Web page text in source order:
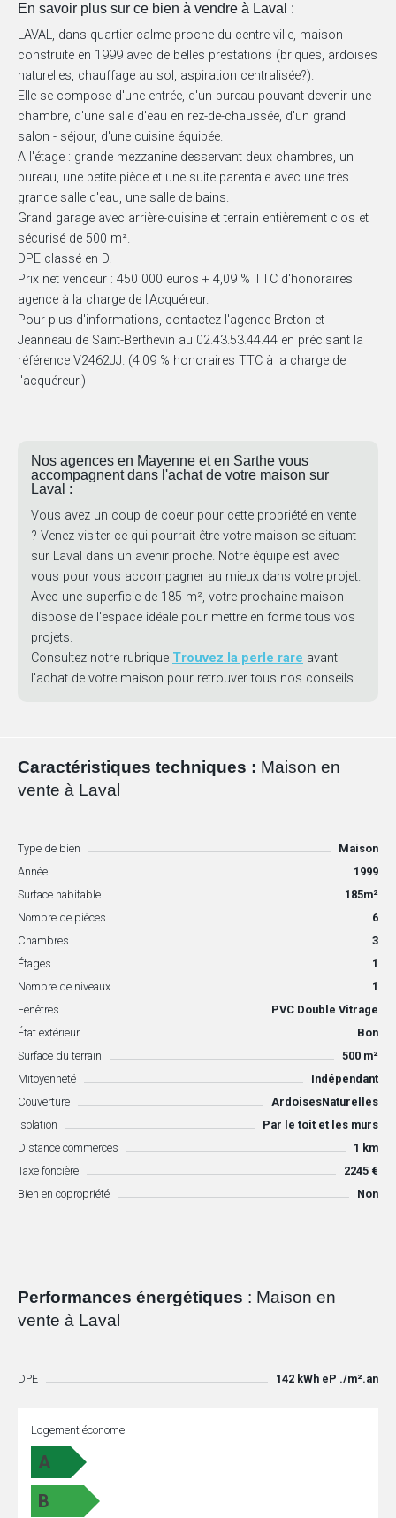
En savoir plus sur ce bien à vendre à Laval :
LAVAL, dans quartier calme proche du centre-ville, maison
construite en 1999 avec de belles prestations (briques, ardoises
naturelles, chauffage au sol, aspiration centralisée?).
Elle se compose d'une entrée, d'un bureau pouvant devenir une
chambre, d'une salle d'eau en rez-de-chaussée, d'un grand
salon - séjour, d'une cuisine équipée.
A l'étage : grande mezzanine desservant deux chambres, un
bureau, une petite pièce et une suite parentale avec une très
grande salle d'eau, une salle de bains.
Grand garage avec arrière-cuisine et terrain entièrement clos et
sécurisé de 500 m².
DPE classé en D.
Prix net vendeur : 450 000 euros + 4,09 % TTC d'honoraires
agence à la charge de l'Acquéreur.
Pour plus d'informations, contactez l'agence Breton et
Jeanneau de Saint-Berthevin au 02.43.53.44.44 en précisant la
référence V2462JJ. (4.09 % honoraires TTC à la charge de
l'acquéreur.)
Nos agences en Mayenne et en Sarthe vous
accompagnent dans l'achat de votre maison sur
Laval :
Vous avez un coup de coeur pour cette propriété en vente
? Venez visiter ce qui pourrait être votre maison se situant
sur Laval dans un avenir proche. Notre équipe est avec
vous pour vous accompagner au mieux dans votre projet.
Avec une superficie de 185 m², votre prochaine maison
dispose de l'espace idéale pour mettre en forme tous vos
projets.
Consultez notre rubrique Trouvez la perle rare avant
l'achat de votre maison pour retrouver tous nos conseils.
Caractéristiques techniques : Maison en
vente à Laval
Type de bien
Maison
Année
1999
Surface habitable
185m²
Nombre de pièces
6
Chambres
3
Étages
1
Nombre de niveaux
1
Fenêtres
PVC Double Vitrage
État extérieur
Bon
Surface du terrain
500 m²
Mitoyenneté
Indépendant
Couverture
ArdoisesNaturelles
Isolation
Par le toit et les murs
Distance commerces
1 km
Taxe foncière
2245 €
Bien en copropriété
Non
Performances énergétiques : Maison en
vente à Laval
DPE 142 kWh eP ./m².an
Logement économe
A
B